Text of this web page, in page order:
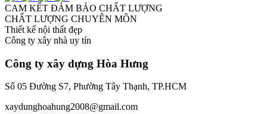
CAM KẾT ĐẢM BẢO CHẤT LƯỢNG
CHẤT LƯỢNG CHUYÊN MÔN
Thiết kế nội thất đẹp
Công ty xây nhà uy tín
Công ty xây dựng Hòa Hưng
Số 05 Đường S7, Phường Tây Thạnh, TP.HCM
xaydunghoahung2008@gmail.com